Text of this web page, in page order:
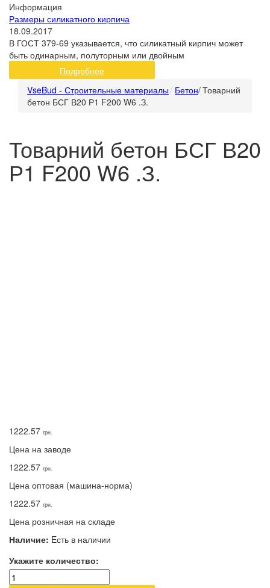
Информация
Размеры силикатного кирпича
18.09.2017
В ГОСТ 379-69 указывается, что силикатный кирпич может
быть одинарным, полуторным или двойным
Подробнее
VseBud - Строительные материалы Бетон/Товарний
бетон БСГ В20 Р1 F200 W6 .З.
Товарний бетон БСГ В20
Р1 F200 W6 .З.
1222.57 грн.
Цена на заводе
1222.57 грн.
Цена оптовая (машина-норма)
1222.57 грн.
Цена розничная на складе
Наличие: Eсть в наличии
Укажите количество: